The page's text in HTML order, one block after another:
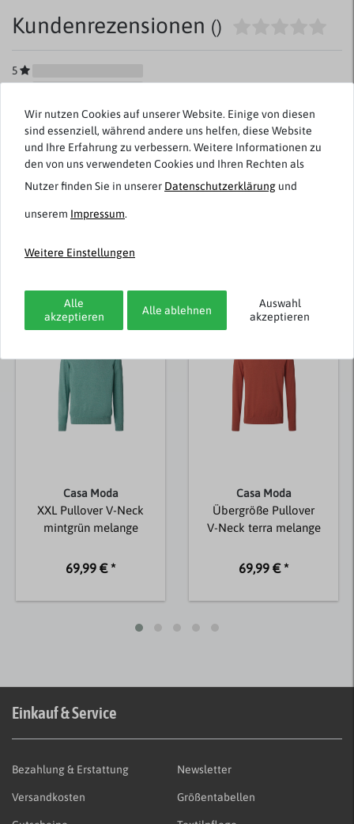
Kundenrezensionen ()
5
Rezensionen werden geladen...
Weitere Artikel von Casa Moda
Casa Moda
XXL Pullover V-Neck
mintgrün melange
69,99 € *
Casa Moda
Übergröße Pullover
V-Neck terra melange
69,99 € *
Wir nutzen Cookies auf unserer Website. Einige von diesen
sind essenziell, während andere uns helfen, diese Website
und Ihre Erfahrung zu verbessern. Weitere Informationen zu
den von uns verwendeten Cookies und Ihren Rechten als
Nutzer finden Sie in unserer Daten­schutz­erklärung und
unserem Impressum.
Weitere Einstellungen
Alle
akzeptieren
Alle ablehnen
Auswahl
akzeptieren
Einkauf & Service
Bezahlung & Erstattung
Versandkosten
Newsletter
Größentabellen